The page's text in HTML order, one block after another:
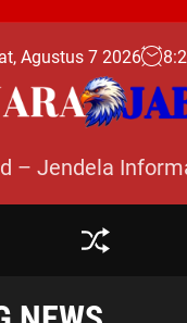
Agustus 7 2026 8:
– Jendela
S
ff